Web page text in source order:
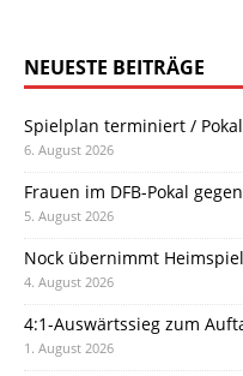
NEUESTE BEITRÄGE
Spielplan terminiert /
6. August 2026
Frauen im DFB-Pokal
5. August 2026
Nock übernimmt
4. August 2026
4:1-Auswärtssieg zum
1. August 2026